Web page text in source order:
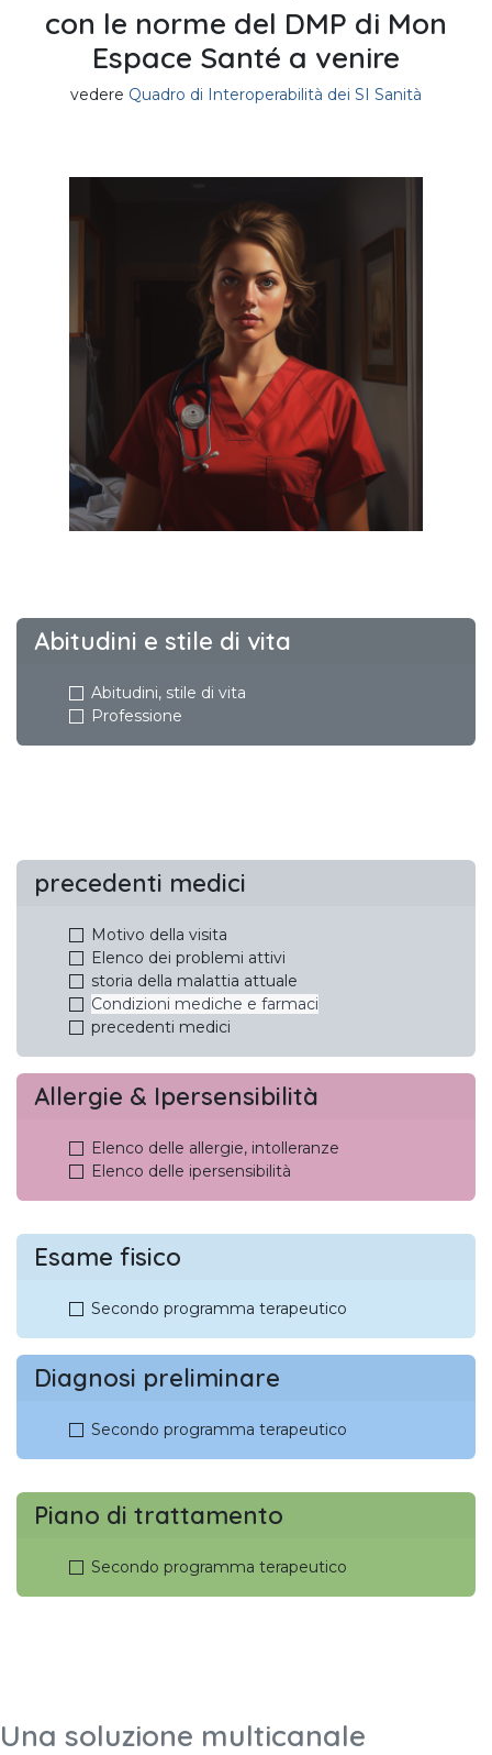
con le norme del DMP di Mon
Espace Santé a venire
vedere Quadro di Interoperabilità dei SI Sanità
Abitudini e stile di vita
Abitudini, stile di vita
Professione
precedenti medici
Motivo della visita
Elenco dei problemi attivi
storia della malattia attuale
Condizioni mediche e farmaci
precedenti medici
Allergie & Ipersensibilità
Elenco delle allergie, intolleranze
Elenco delle ipersensibilità
Esame fisico
Secondo programma terapeutico
Diagnosi preliminare
Secondo programma terapeutico
Piano di trattamento
Secondo programma terapeutico
Una soluzione multicanale